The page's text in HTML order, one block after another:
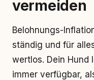
vermeiden
Belohnungs-
ständig und für
wertlos. Dein Hund
immer verfügbar,